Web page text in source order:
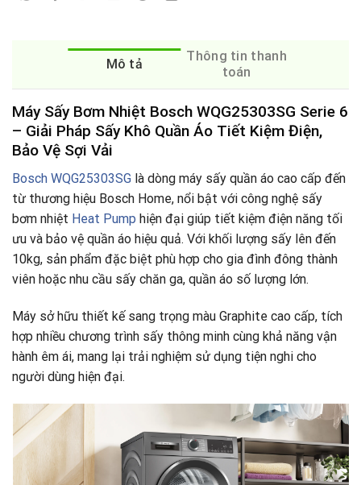
Mô tả
Thông tin thanh
toán
Máy Sấy Bơm Nhiệt Bosch WQG25303SG Serie 6
– Giải Pháp Sấy Khô Quần Áo Tiết Kiệm Điện,
Bảo Vệ Sợi Vải
Bosch WQG25303SG là dòng máy sấy quần áo cao cấp đến
từ thương hiệu Bosch Home, nổi bật với công nghệ sấy
bơm nhiệt Heat Pump hiện đại giúp tiết kiệm điện năng tối
ưu và bảo vệ quần áo hiệu quả. Với khối lượng sấy lên đến
10kg, sản phẩm đặc biệt phù hợp cho gia đình đông thành
viên hoặc nhu cầu sấy chăn ga, quần áo số lượng lớn.
Máy sở hữu thiết kế sang trọng màu Graphite cao cấp, tích
hợp nhiều chương trình sấy thông minh cùng khả năng vận
hành êm ái, mang lại trải nghiệm sử dụng tiện nghi cho
người dùng hiện đại.